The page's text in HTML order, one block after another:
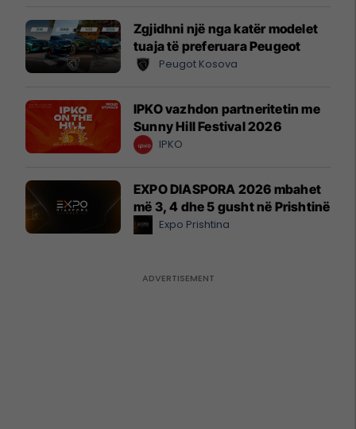
Zgjidhni një nga katër modelet
tuaja të preferuara Peugeot
Peugot Kosova
IPKO vazhdon partneritetin me
Sunny Hill Festival 2026
IPKO
EXPO DIASPORA 2026 mbahet
më 3, 4 dhe 5 gusht në Prishtinë
Expo Prishtina